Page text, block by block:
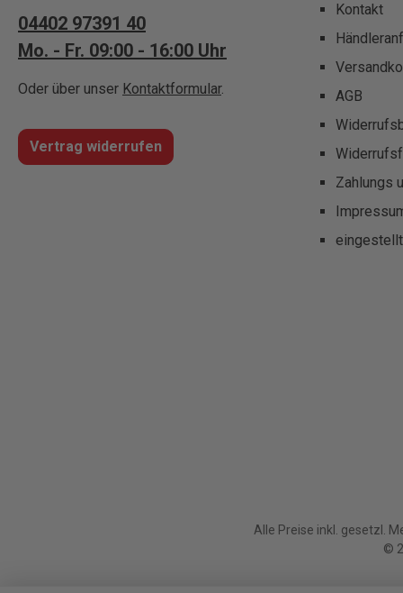
04402 97391 40
Mo. - Fr. 09:00 - 16:00 Uhr
Oder über unser Kontaktformular.
Vertrag widerrufen
Kontakt
AGB
Zahlungs
Alle Preise inkl. gesetzl.
©